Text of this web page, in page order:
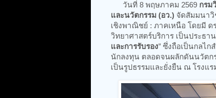
​ วันที่ 8 พฤษภาคม 2569 กรม
และนวัตกรรม (อว.) จัดสัมมนาวิ
เชิงพาณิชย์ : ภาคเหนือ โดยมี
วิทยาศาสตร์บริการ เป็นประธา
และการรับรอง” ซึ่งถือเป็นกลไ
นักลงทุน ตลอดจนผลักดันนวัตก
เป็นรูปธรรมและยั่งยืน ณ โรงแ